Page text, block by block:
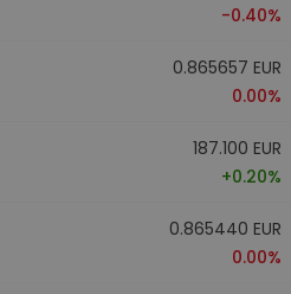
-0.40%
0.865657 EUR
0.00%
187.100 EUR
+0.20%
0.865440 EUR
0.00%